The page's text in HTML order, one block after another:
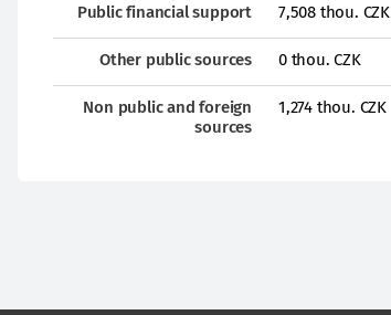
Public financial support 7,508 thou. CZK
Other public sources 0 thou. CZK
Non public and foreign
sources
1,274 thou. CZK